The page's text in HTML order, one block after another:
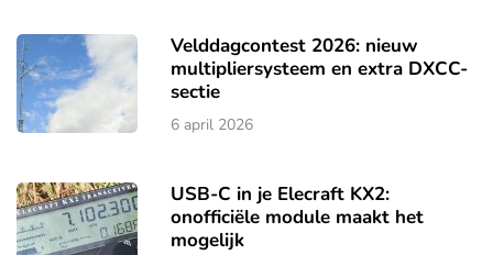
Velddagcontest 2026: nieuw
multipliersysteem en extra DXCC-
sectie
6 april 2026
USB-C in je Elecraft KX2:
onofficiële module maakt het
mogelijk